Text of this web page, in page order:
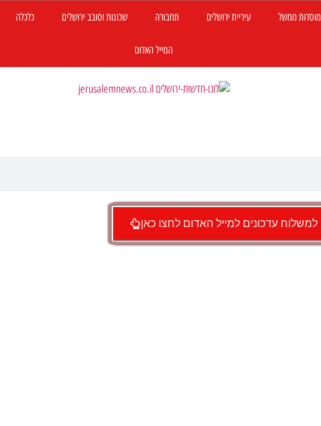
מוסדות ממשל עיריית ירושלים תחבורה שכונות וסובב ירושלים כלכלה
המייל האדום
למשלוח עדכונים למייל האדום לחצו כאן